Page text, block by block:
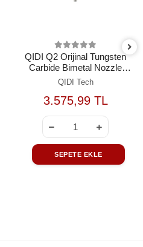
QIDI Q2 Orijinal Tungsten
Carbide Bimetal Nozzle
0.8mm
QIDI Tech
3.575,99 TL
SEPETE EKLE